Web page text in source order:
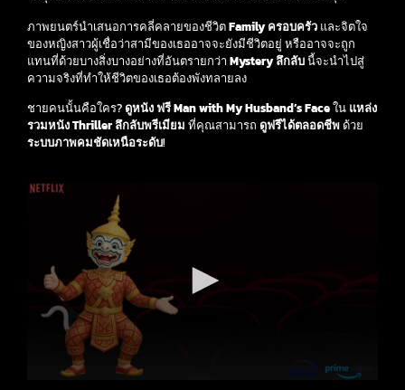
ภาพยนตร์นำเสนอการคลี่คลายของชีวิตFamily ครอบครัว และจิตใจ
ของหญิงสาวผู้เชื่อว่าสามีของเธออาจจะยังมีชีวิตอยู่ หรืออาจจะถูก
แทนที่ด้วยบางสิ่งบางอย่างที่อันตรายกว่า Mystery ลึกลับนี้จะนำไปสู่
ความจริงที่ทำให้ชีวิตของเธอต้องพังทลายลง
ชายคนนั้นคือใคร? ดูหนัง ฟรีMan with My Husband’s Faceใน แหล่ง
รวมหนัง Thriller ลึกลับพรีเมียม ที่คุณสามารถ ดูฟรีได้ตลอดชีพด้วย
ระบบภาพคมชัดเหนือระดับ!